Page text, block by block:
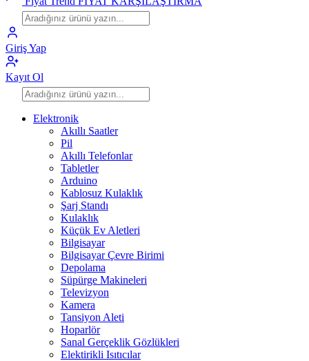
Giriş Yap
Kayıt Ol
Elektronik
Akıllı Saatler
Pil
Akıllı Telefonlar
Tabletler
Arduino
Kablosuz Kulaklık
Şarj Standı
Kulaklık
Küçük Ev Aletleri
Bilgisayar
Bilgisayar Çevre Birimi
Depolama
Süpürge Makineleri
Televizyon
Kamera
Tansiyon Aleti
Hoparlör
Sanal Gerçeklik Gözlükleri
Elektirikli Isıtıcılar